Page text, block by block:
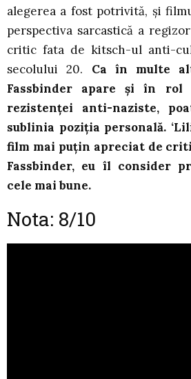
alegerea a fost potrivită, și
perspectiva sarcastică a
critic fata de kitsch-ul anti-
secolului 20. Ca în multe
Fassbinder apare și în rol
rezistenței anti-naziste,
sublinia poziția personală.
film mai puțin apreciat de
Fassbinder, eu îl consider
cele mai bune.
Nota: 8/10